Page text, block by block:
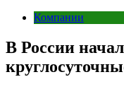
Компании
В России